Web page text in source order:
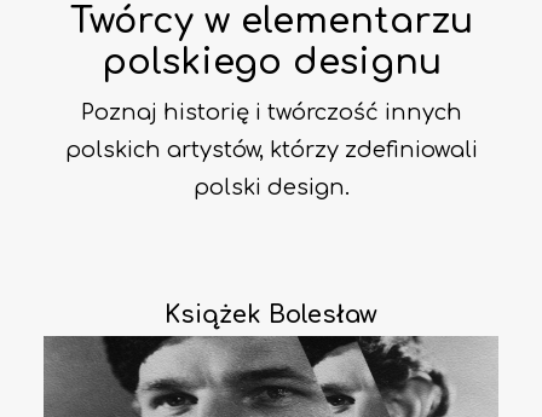
Twórcy w elementarzu
polskiego designu
Poznaj historię i twórczość innych
polskich artystów, którzy zdefiniowali
polski design.
Książek Bolesław